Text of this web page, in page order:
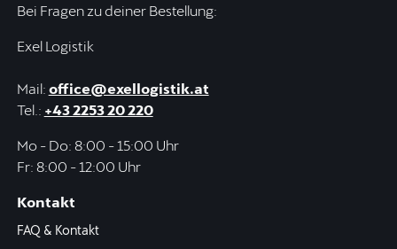
Bei Fragen zu deiner Bestellung:
Exel Logistik
Mail: office@exellogistik.at
Tel.: +43 2253 20 220
Mo - Do: 8:00 - 15:00 Uhr
Fr: 8:00 - 12:00 Uhr
Kontakt
FAQ & Kontakt